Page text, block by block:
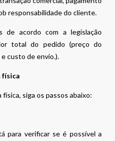
responsabilidade do cliente.
de acordo com a legislação
total do pedido (preço do
custo de envio.).
física
siga os passos abaixo:
para verificar se é possível a